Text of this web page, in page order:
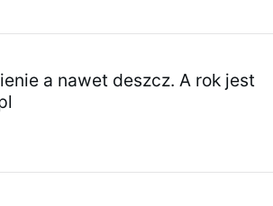
a nawet deszcz. A rok jest